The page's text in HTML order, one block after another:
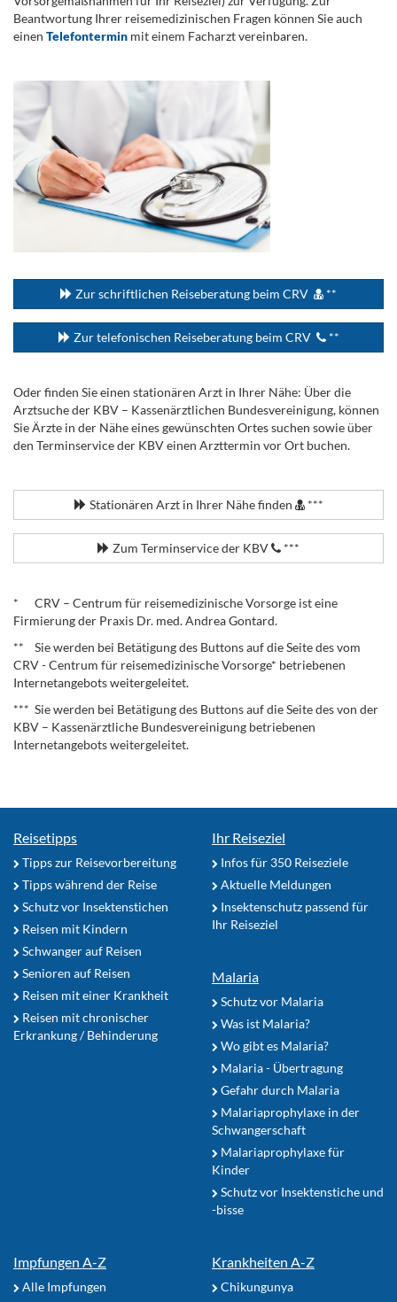
Beantwortung Ihrer reisemedizinischen Fragen können Sie auch
einen Telefontermin mit einem Facharzt vereinbaren.
Zur schriftlichen Reiseberatung beim CRV **
Zur telefonischen Reiseberatung beim CRV **
Oder finden Sie einen stationären Arzt in Ihrer Nähe: Über die
Arztsuche der KBV – Kassenärztlichen Bundesvereinigung, können
Sie Ärzte in der Nähe eines gewünschten Ortes suchen sowie über
den Terminservice der KBV einen Arzttermin vor Ort buchen.
Stationären Arzt in Ihrer Nähe finden ***
Zum Terminservice der KBV ***
* CRV – Centrum für reisemedizinische Vorsorge ist eine
Firmierung der Praxis Dr. med. Andrea Gontard.
** Sie werden bei Betätigung des Buttons auf die Seite des vom
CRV - Centrum für reisemedizinische Vorsorge* betriebenen
Internetangebots weitergeleitet.
*** Sie werden bei Betätigung des Buttons auf die Seite des von der
KBV – Kassenärztliche Bundesvereinigung betriebenen
Internetangebots weitergeleitet.
Reisetipps
Tipps zur Reisevorbereitung
Tipps während der Reise
Schutz vor Insektenstichen
Reisen mit Kindern
Schwanger auf Reisen
Senioren auf Reisen
Reisen mit einer Krankheit
Reisen mit chronischer
Erkrankung / Behinderung
Ihr Reiseziel
Infos für 350 Reiseziele
Aktuelle Meldungen
Insektenschutz passend für
Ihr Reiseziel
Malaria
Schutz vor Malaria
Was ist Malaria?
Wo gibt es Malaria?
Malaria - Übertragung
Gefahr durch Malaria
Malariaprophylaxe in der
Schwangerschaft
Malariaprophylaxe für
Kinder
Schutz vor Insektenstiche und
-bisse
Impfungen A-Z
Alle Impfungen
Krankheiten A-Z
Chikungunya